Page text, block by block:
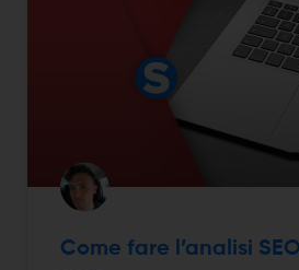
Come fare l’analisi